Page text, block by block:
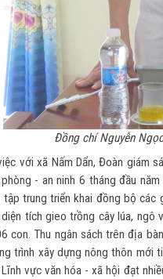
Đồng chí Nguyễn
với xã Nấm Dẩn, Đoàn giám
- an ninh 6 tháng đầu
tập trung triển khai đồng bộ các
tích gieo trồng cây lúa,
con. Thu ngân sách trên địa
trình xây dựng nông thôn mới
Lĩnh vực văn hóa - xã hội đạt